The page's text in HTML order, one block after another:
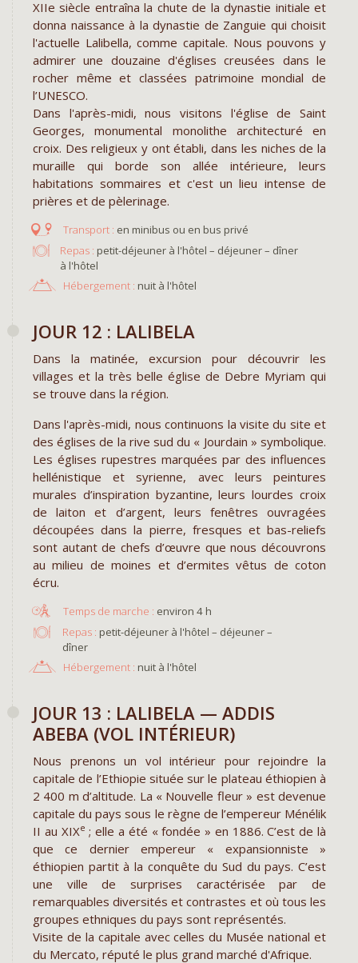
XIIe siècle entraîna la chute de la dynastie initiale et
donna naissance à la dynastie de Zanguie qui choisit
l'actuelle Lalibella, comme capitale. Nous pouvons y
admirer une douzaine d'églises creusées dans le
rocher même et classées patrimoine mondial de
l’UNESCO.
Dans l'après-midi, nous visitons l'église de Saint
Georges, monumental monolithe architecturé en
croix. Des religieux y ont établi, dans les niches de la
muraille qui borde son allée intérieure, leurs
habitations sommaires et c'est un lieu intense de
prières et de pèlerinage.
en minibus ou en bus privé
Repas : petit-déjeuner à l'hôtel – déjeuner – dîner
à l'hôtel
Hébergement : nuit à l'hôtel
JOUR 12 : LALIBELA
Dans la matinée, excursion pour découvrir les
villages et la très belle église de Debre Myriam qui
se trouve dans la région.
Dans l'après-midi, nous continuons la visite du site et
des églises de la rive sud du « Jourdain » symbolique.
Les églises rupestres marquées par des influences
hellénistique et syrienne, avec leurs peintures
murales d’inspiration byzantine, leurs lourdes croix
de laiton et d’argent, leurs fenêtres ouvragées
découpées dans la pierre, fresques et bas-reliefs
sont autant de chefs d’œuvre que nous découvrons
au milieu de moines et d’ermites vêtus de coton
écru.
environ 4 h
Repas : petit-déjeuner à l'hôtel – déjeuner –
dîner
Hébergement : nuit à l'hôtel
JOUR 13 : LALIBELA — ADDIS
ABEBA (VOL INTÉRIEUR)
Nous prenons un vol intérieur pour rejoindre la
capitale de l’Ethiopie située sur le plateau éthiopien à
2 400 m d’altitude. La « Nouvelle fleur » est devenue
capitale du pays sous le règne de l’empereur Ménélik
II au XIXe ; elle a été « fondée » en 1886. C’est de là
que ce dernier empereur « expansionniste »
éthiopien partit à la conquête du Sud du pays. C’est
une ville de surprises caractérisée par de
remarquables diversités et contrastes et où tous les
groupes ethniques du pays sont représentés.
Visite de la capitale avec celles du Musée national et
du Mercato, réputé le plus grand marché d'Afrique.